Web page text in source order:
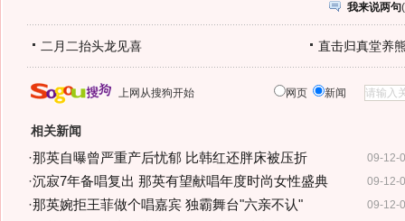
我来说两句(
二月二抬头龙见喜 直击归真堂养
上网从搜狗开始 网页 新闻
相关新闻
09-12-
·那英自曝曾严重产后忧郁 比韩红还胖床被压折
09-12-
·沉寂7年备唱复出 那英有望献唱年度时尚女性盛典
09-12-
·那英婉拒王菲做个唱嘉宾 独霸舞台"六亲不认"